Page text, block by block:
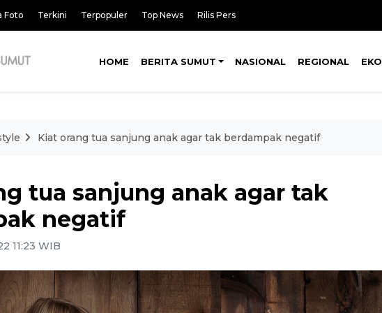
Foto Terkini Terpopuler Top News Rilis Pers
HOME BERITA SUMUT NASIONAL REGIONAL
Kiat orang tua sanjung anak agar tak berdampak negatif
tua sanjung anak agar tak
negatif
11:23 WIB